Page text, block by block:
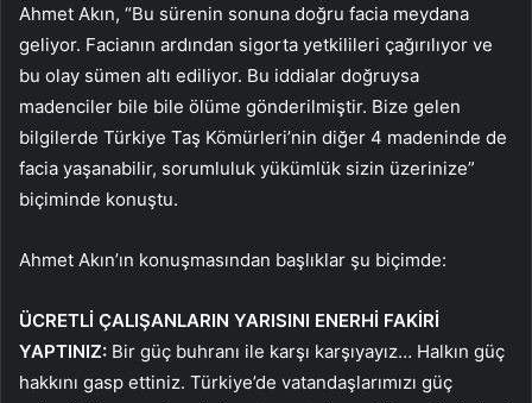
Ahmet Akın, “Bu sürenin sonuna doğru facia meydana
geliyor. Facianın ardından sigorta yetkilileri çağırılıyor ve
bu olay sümen altı ediliyor. Bu iddialar doğruysa
madenciler bile bile ölüme gönderilmiştir. Bize gelen
bilgilerde Türkiye Taş Kömürleri’nin diğer 4 madeninde de
facia yaşanabilir, sorumluluk yükümlük sizin üzerinize”
biçiminde konuştu.
Ahmet Akın’ın konuşmasından başlıklar şu biçimde:
ÜCRETLİ ÇALIŞANLARIN YARISINI ENERHİ FAKİRİ
YAPTINIZ: Bir güç buhranı ile karşı karşıyayız… Halkın güç
hakkını gasp ettiniz. Türkiye’de vatandaşlarımızı güç